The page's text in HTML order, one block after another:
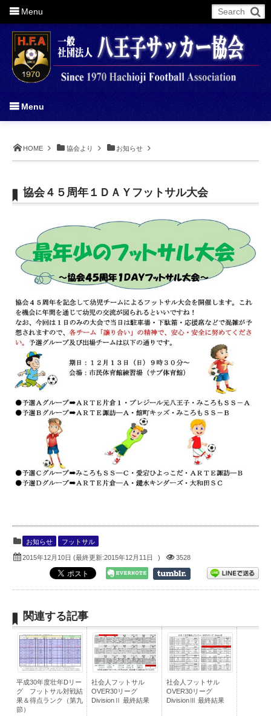
HOME 協会より お知らせ
協会４５周年１ＤＡＹフットサル大会
お知らせ フットサル
2015年12月10日 (最終更新:2015年12月11日 ) 3528
関連する記事
平成30年度壮年Dリー
グ フットサル対戦結
果＆得点ランク（第九
節）
社会人フットサル
OVER30リーグ
DivisionⅡ 最終結果
社会人フットサル
OVER30リーグ
DivisionⅢ 最終結果
More
Menu
Menu